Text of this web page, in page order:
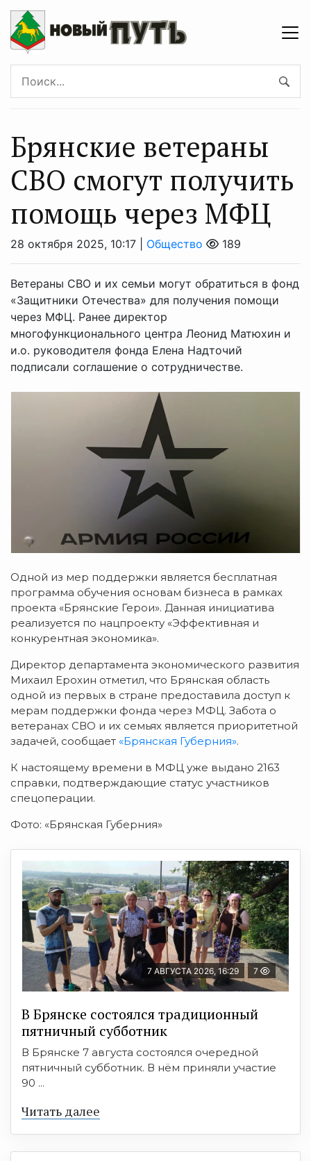
Брянские ветераны
СВО смогут получить
помощь через МФЦ
28 октября 2025, 10:17 | Общество 189
Ветераны СВО и их семьи могут обратиться в фонд
«Защитники Отечества» для получения помощи
через МФЦ. Ранее директор
многофункционального центра Леонид Матюхин и
и.о. руководителя фонда Елена Надточий
подписали соглашение о сотрудничестве.
Одной из мер поддержки является бесплатная
программа обучения основам бизнеса в рамках
проекта «Брянские Герои». Данная инициатива
реализуется по нацпроекту «Эффективная и
конкурентная экономика».
Директор департамента экономического развития
Михаил Ерохин отметил, что Брянская область
одной из первых в стране предоставила доступ к
мерам поддержки фонда через МФЦ. Забота о
ветеранах СВО и их семьях является приоритетной
задачей, сообщает «Брянская Губерния».
К настоящему времени в МФЦ уже выдано 2163
справки, подтверждающие статус участников
спецоперации.
Фото: «Брянская Губерния»
7 АВГУСТА 2026, 16:29 7
В Брянске состоялся традиционный
пятничный субботник
В Брянске 7 августа состоялся очередной
пятничный субботник. В нём приняли участие
90 ...
Читать далее